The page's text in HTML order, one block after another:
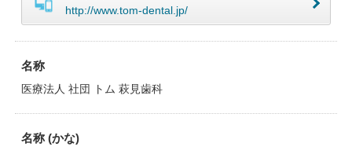
http://www.tom-dental.jp/
名称
医療法人 社団 トム 萩見歯科
名称 (かな)